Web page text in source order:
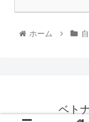
ホーム
ベト